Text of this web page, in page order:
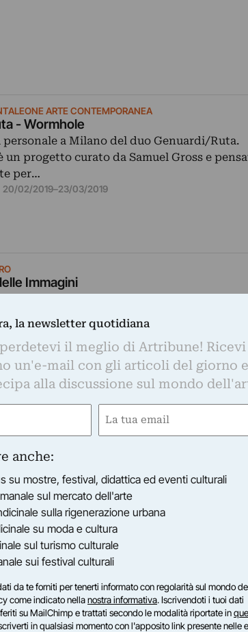
ARTE CONTEMPORANEA
- Wormhole
personale a Milano del duo Genuardi/Ruta.
un progetto curato da Samuel Gross e
per…
20/02/2019–23/03/2019
Immagini
una riflessione sul rapporto tra velocità,
25/10/2016–21/01/2017
la newsletter quotidiana
il meglio di Artribune!
un'e-mail con gli articoli del giorno
alla discussione sul mondo
Email
anche:
su mostre, festival, didattica ed eventi culturali
sul mercato dell'arte
sulla rigenerazione urbana
su moda e cultura
sul turismo culturale
sui festival culturali
da te forniti per tenerti informato con regolarità sul mondo
come indicato nellanostra informativa. Iscrivendoti i tuoi dati
su MailChimp e trattati secondo le modalità riportate in
in qualsiasi momento con l'apposito link presente nelle